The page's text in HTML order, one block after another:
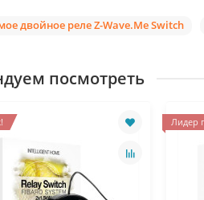
двойное реле Z-Wave.Me Switch
посмотреть
Лидер